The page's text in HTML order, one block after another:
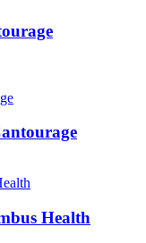
Health